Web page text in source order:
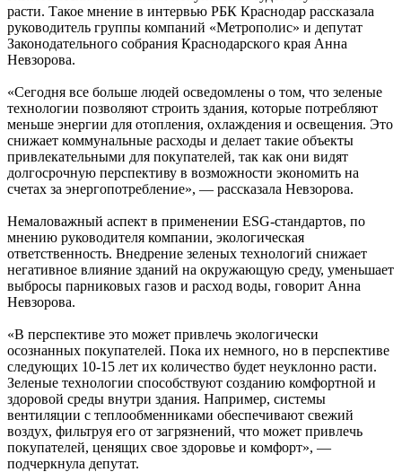
расти. Такое мнение в интервью РБК Краснодар рассказала
руководитель группы компаний «Метрополис» и депутат
Законодательного собрания Краснодарского края Анна
Невзорова.
«Сегодня все больше людей осведомлены о том, что зеленые
технологии позволяют строить здания, которые потребляют
меньше энергии для отопления, охлаждения и освещения. Это
снижает коммунальные расходы и делает такие объекты
привлекательными для покупателей, так как они видят
долгосрочную перспективу в возможности экономить на
счетах за энергопотребление», — рассказала Невзорова.
Немаловажный аспект в применении ESG-стандартов, по
мнению руководителя компании, экологическая
ответственность. Внедрение зеленых технологий снижает
негативное влияние зданий на окружающую среду, уменьшает
выбросы парниковых газов и расход воды, говорит Анна
Невзорова.
«В перспективе это может привлечь экологически
осознанных покупателей. Пока их немного, но в перспективе
следующих 10-15 лет их количество будет неуклонно расти.
Зеленые технологии способствуют созданию комфортной и
здоровой среды внутри здания. Например, системы
вентиляции с теплообменниками обеспечивают свежий
воздух, фильтруя его от загрязнений, что может привлечь
покупателей, ценящих свое здоровье и комфорт», —
подчеркнула депутат.